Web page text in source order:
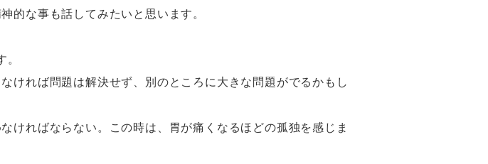
的な事も話してみたいと思います。
。
ければ問題は解決せず、別のところに大きな問題がでるかもし
ければならない。この時は、胃が痛くなるほどの孤独を感じま